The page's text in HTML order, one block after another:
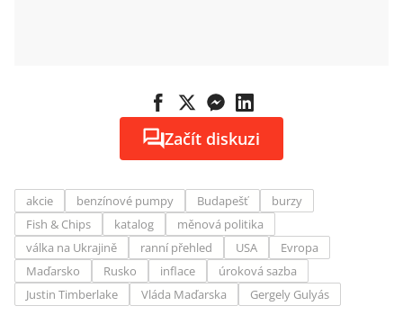
Začít diskuzi
akcie benzínové pumpy Budapešť
burzy
Fish & Chips
katalog
měnová politika
válka na Ukrajině
ranní přehled USA
Evropa
Maďarsko
Rusko inflace
úroková sazba
Justin Timberlake
Vláda Maďarska Gergely Gulyás